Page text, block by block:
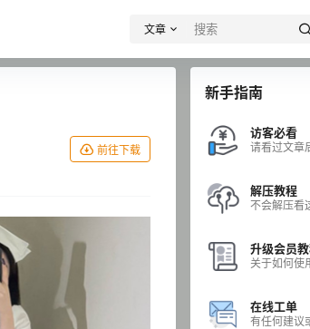
文章
前往下载
新手指南
访客必看
请看过文章
解压教程
不会解压看
升级会员
关于如何使
在线工单
有任何建议